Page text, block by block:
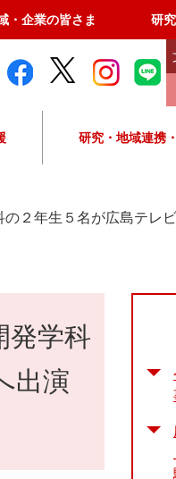
・企業の皆さま 研
研究・地域連携
２年生５名が広島テレ
発学科
出演